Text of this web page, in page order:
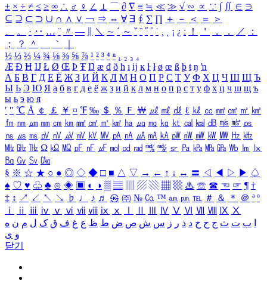
± × ÷ ≠ ≤ ≥ ∞ ∴ ♂ ♀ ∠ ⊥ ⌒ ∂ ∇ ≡ ≒ ≪ ≫ √ ∽ ∝ ∵ ∫ ∬ ∈ ∋
⊆ ⊇ ⊂ ⊃ ∪ ∩ ∧ ∨ ￢ ⇒ ⇔ ∀ ∃ ∮ ∑ ∏ ＋ － ＜ ＝
＞
、
。 · ‥ … ¨ 〃 ― ＼ ∼ ´ ～ ˇ ˘ ˝ ˚ ˙ ¸ ¡ ¿ ː ！ ＇ ， ． ／
：
；
？ ＾ ｀
½ ⅓ ⅔ ¼ ¾ ⅛ ⅜ ⅝ ⅞ ¹ ² ³ ⁴ ⁿ ₁ ₂ ₃ ₄
Æ Ð Ħ Ĳ Ł Ø Œ Þ Ŧ Ŋ æ đ ð ħ ı ĳ ĸ ŀ ł ø œ ß þ ŧ ŋ ŉ
А Б В Г Д Е Ё Ж З И Й К Л М Н О П Р С Т У Ф Х Ц Ч Ш Щ Ъ
Ы Ь Э Ю Я а б в г д е ё ж з и й к л м н о п р с т у ф х ц ч ш щ ъ
ы ь э ю я
′ ″ ℃ Å ￠ ￡ ￥ ¤ ℉ ‰ ＄ ％ Ｆ ￦ ㎕ ㎖ ㎗ ℓ ㎘ ㏄ ㎣ ㎤ ㎥ ㎦
㎙ ㎚ ㎛ ㎜ ㎝ ㎞ ㎟ ㎠ ㎡ ㎢ ㏊ ㎍ ㎎ ㎏ ㏏ ㎈ ㎉ ㏈ ㎧ ㎨ ㎰
㎱ ㎲ ㎳ ㎴ ㎵ ㎶ ㎷ ㎸ ㎹ ㎀ ㎁ ㎂ ㎃ ㎄ ㎺ ㎻ ㎽ ㎾ ㎿ ㎐ ㎑
㎒ ㎓ ㎔ Ω ㏀ ㏁ ㎊ ㎋ ㎌ ㏖ ㏅ ㎭ ㎮ ㎯ ㏛ ㎩ ㎪ ㎫ ㎬ ㏝ ㏐
㏓
㏃ ㏉ ㏜ ㏆
§ ※ ☆ ★ ○ ● ◎ ◇ ◆ □ ■ △ ▽ → ← ↑ ↓ ↔ 〓 ◁ ◀ ▷ ▶ ♤
♠ ♡ ♥ ♧ ♣ ⊙ ◈ ▣ ◐ ◑ ▒ ▤ ▨ ▧ ▦ ▩ ♨ ☏ ☎ ☜ ☞ ¶ †
‡ ↕ ↗ ↙ ↖ ↘ ♭ ♩ ♪ ♬ ㉿ ㈜ № ㏇ ™ ㏂ ㏘ ℡ ＃ ＆ ＊ ＠ ª º
ⅰ
ⅱ ⅲ ⅳ ⅴ ⅵ ⅶ ⅷ ⅸ ⅹ Ⅳ Ⅴ Ⅵ Ⅶ Ⅷ Ⅸ Ⅹ
ب ت ث ج ح خ د ذ ر ز س ش ص ض ط ظ ع غ ف ق ک ل م ن ه
و ی
닫기